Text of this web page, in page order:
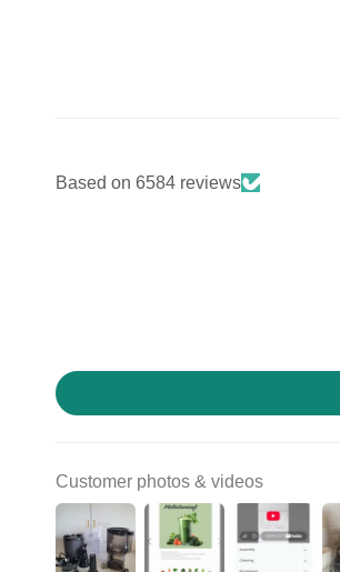
Based on 6584 reviews
Customer photos & videos